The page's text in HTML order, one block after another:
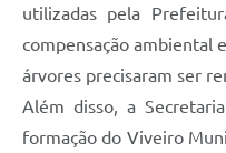
utilizadas pela
compensação ambiental
árvores precisaram ser
Além disso, a
formação do Viveiro